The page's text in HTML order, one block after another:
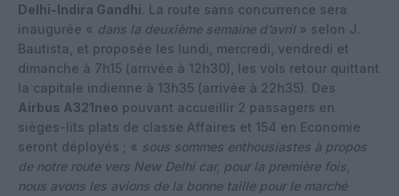
Delhi-Indira Gandhi. La route sans concurrence sera
inaugurée « dans la deuxième semaine d’avril» selon J.
Bautista, et proposée les lundi, mercredi, vendredi et
dimanche à 7h15 (arrivée à 12h30), les vols retour quittant
la capitale indienne à 13h35 (arrivée à 22h35). Des
Airbus A321neo pouvant accueillir 2 passagers en
sièges-lits plats de classe Affaires et 154 en Economie
seront déployés ; « sous sommes enthousiastes à propos
de notre route vers New Delhi car, pour la première fois,
nous avons les avions de la bonne taille pour le marché